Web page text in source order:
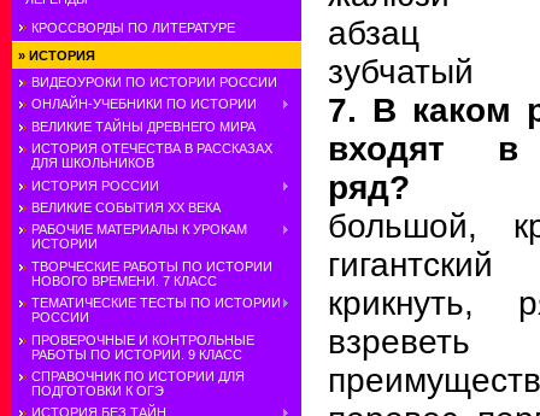
КРОССВОРДЫ ПО ЛИТЕРАТУРЕ
» ИСТОРИЯ
ВИДЕОУРОКИ ПО ИСТОРИИ РОССИИ
ОНЛАЙН-УЧЕБНИКИ ПО ИСТОРИИ
ВЕЛИКИЕ ТАЙНЫ ДРЕВНЕГО МИРА
ИСТОРИЯ ОТЕЧЕСТВА В РАССКАЗАХ
ДЛЯ ШКОЛЬНИКОВ
ИСТОРИЯ РОССИИ
ВЕЛИКИЕ СОБЫТИЯ ХХ ВЕКА
РАБОЧИЕ МАТЕРИАЛЫ К УРОКАМ
ИСТОРИИ
ТВОРЧЕСКИЕ РАБОТЫ ПО ИСТОРИИ
НОВОГО ВРЕМЕНИ. 7 КЛАСС
ТЕМАТИЧЕСКИЕ ТЕСТЫ ПО ИСТОРИИ
РОССИИ
ПРОВЕРОЧНЫЕ И КОНТРОЛЬНЫЕ
РАБОТЫ ПО ИСТОРИИ. 9 КЛАСС
СПРАВОЧНИК ПО ИСТОРИИ ДЛЯ
ПОДГОТОВКИ К ОГЭ
ИСТОРИЯ БЕЗ ТАЙН
абзац
зубчатый
7. В каком
входят в
ряд?
большой,
гигантский
крикнуть,
взреветь